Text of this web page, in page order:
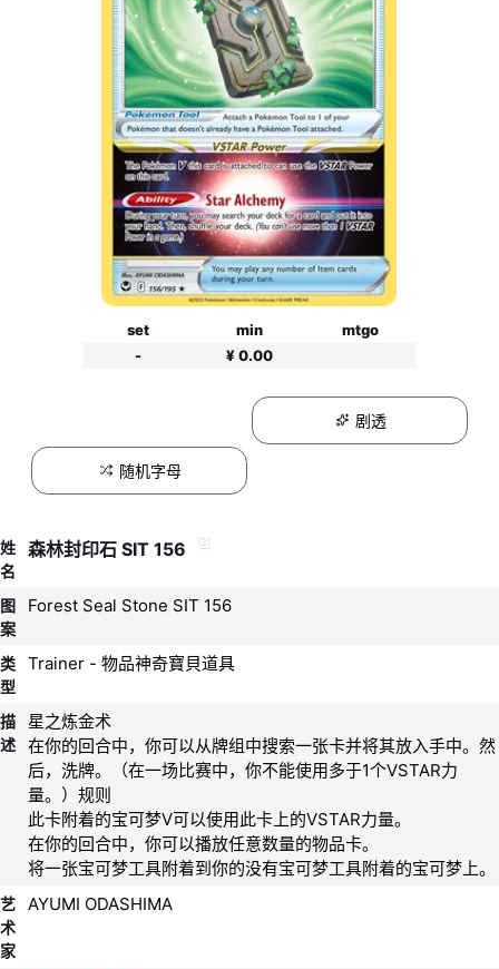
set min
mtgo
-
¥ 0.00
剧透
随机字母
姓
名
森林封印石 SIT 156
图
案
Forest Seal Stone SIT 156
类
型
Trainer - 物品神奇寶貝道具
描
述
星之炼金术
在你的回合中，你可以从牌组中搜索一张卡并将其放入手中。然
后，洗牌。（在一场比赛中，你不能使用多于1个VSTAR力
量。）规则
此卡附着的宝可梦V可以使用此卡上的VSTAR力量。
在你的回合中，你可以播放任意数量的物品卡。
将一张宝可梦工具附着到你的没有宝可梦工具附着的宝可梦上。
艺
术
家
AYUMI ODASHIMA